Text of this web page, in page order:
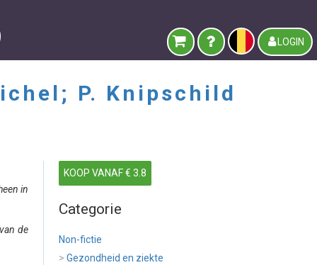
LOGIN
P. Knipschild
in
de
KOOP VANAF € 3.8
Categorie
Non-fictie
> Gezondheid en ziekte